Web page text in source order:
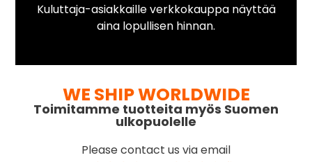
Kuluttaja-asiakkaille verkkokauppa näyttää
aina lopullisen hinnan.
WE SHIP WORLDWIDE
Toimitamme tuotteita myös Suomen
ulkopuolelle
Please contact us via email